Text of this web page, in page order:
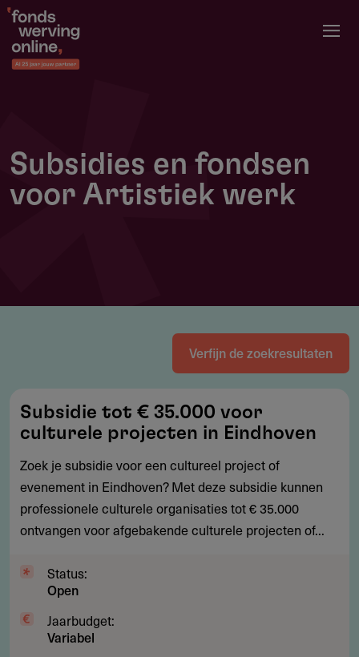
Overslaan
naar
de
Subsidies en fondsen
voor Artistiek werk
Verfijn de zoekresultaten
tot
€
35.000
voor
culturele
projecten
Eindhoven
Subsidie tot € 35.000 voor
culturele projecten in Eindhoven
Zoek je subsidie voor een cultureel project of
evenement in Eindhoven? Met deze subsidie kunnen
professionele culturele organisaties tot € 35.000
ontvangen voor afgebakende culturele projecten of...
Status:
Open
Jaarbudget:
Variabel